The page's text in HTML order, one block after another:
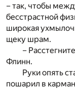
– так, чтобы
бесстрастной
широкая
щеку шрам.
–
Флинн.
Руки опять
пошарил в